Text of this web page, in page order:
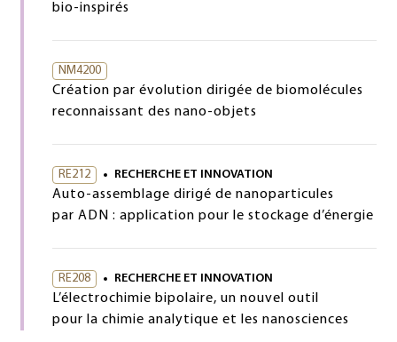
bio-inspirés
NM4200
Création par évolution dirigée de biomolécules
reconnaissant des nano-objets
RE212 RECHERCHE ET INNOVATION
Auto-assemblage dirigé de nanoparticules
par ADN : application pour le stockage d’énergie
RE208 RECHERCHE ET INNOVATION
L’électrochimie bipolaire, un nouvel outil
pour la chimie analytique et les nanosciences